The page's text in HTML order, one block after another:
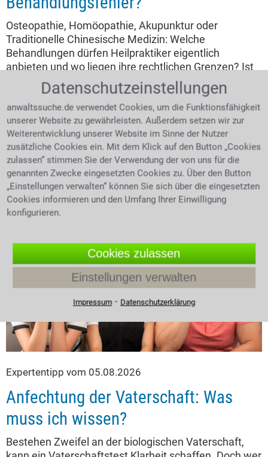
Osteopathie, Homöopathie, Akupunktur oder
Traditionelle Chinesische Medizin: Welche
Behandlungen dürfen Heilpraktiker eigentlich
anbieten und wo liegen ihre rechtlichen Grenzen? Ist
die Berufsbezeichnung geschützt und wann muss ein
Patient an einen Arzt verwiesen werden? Was gilt,
wenn eine falsche Diagnose, eine ungeeignete
Therapie oder mangelnde Aufklärung zu
gesundheitlichen Schäden führt? Und unter welchen
Voraussetzungen können Betroffene Schadensersatz
und Schmerzensgeld verlangen?
4.0 / 5 (694 Bewertungen)
Expertentipp vom 05.08.2026
Anfechtung der Vaterschaft: Was
muss ich wissen?
Bestehen Zweifel an der biologischen Vaterschaft,
Datenschutzeinstellungen
anwaltssuche.de verwendet Cookies, um die Funktionsfähigkeit
unserer Website zu gewährleisten. Außerdem setzen wir zur
Weiterentwicklung unserer Website im Sinne der Nutzer
zusätzliche Cookies ein. Mit dem Klick auf den Button „Cookies
zulassen“ stimmen Sie der Verwendung der von uns für die
genannten Zwecke eingesetzten Cookies zu. Über den Button
„Einstellungen verwalten“ können Sie sich über die eingesetzten
Cookies informieren und den Umfang Ihrer Einwilligung
konfigurieren.
Cookies zulassen
Einstellungen verwalten
Impressum⁃ Datenschutzerklärung